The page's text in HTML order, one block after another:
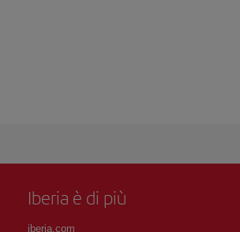
Iberia è di più
iberia.com